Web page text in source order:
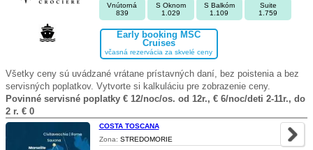
Vnútorná
839
S Oknom
1.029
S Balkóm
1.109
Suite
1.759
Early booking MSC
Cruises
včasná rezervácia za skvelé ceny
Všetky ceny sú uvádzané vrátane prístavných daní, bez poistenia a bez
servisných poplatkov. Vytvorte si kalkuláciu pre zobrazenie ceny.
Povinné servisné poplatky € 12/noc/os. od 12r., € 6/noc/deti 2-11r., do
2 r. € 0
COSTA TOSCANA
Zona: STREDOMORIE